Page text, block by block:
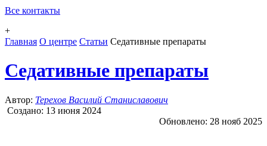
Все контакты
+
Главная О центре Статьи Седативные препараты
Седативные препараты
Автор: Терехов Василий Станиславович
Создано: 13 июня 2024
Обновлено: 28 нояб 2025